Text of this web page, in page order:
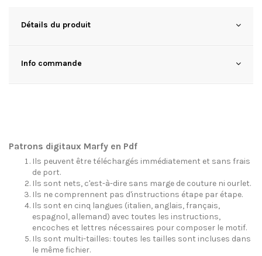
Détails du produit
Info commande
Patrons digitaux Marfy en Pdf
Ils peuvent être téléchargés immédiatement et sans frais
de port.
Ils sont nets, c'est-à-dire sans marge de couture ni ourlet.
Ils ne comprennent pas d'instructions étape par étape.
Ils sont en cinq langues (italien, anglais, français,
espagnol, allemand) avec toutes les instructions,
encoches et lettres nécessaires pour composer le motif.
Ils sont multi-tailles: toutes les tailles sont incluses dans
le même fichier.